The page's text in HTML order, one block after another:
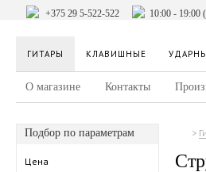
+375 29 5-522-522 10:00 - 19:00
ГИТАРЫ КЛАВИШНЫЕ
О магазине Контакты
Подбор по параметрам
Цена